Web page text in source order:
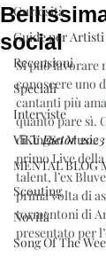
Curiosità
Guide per Artisti
Recensioni
Speciali
Interviste
ViKingSo Music
MENTAL BLOG
Scouting
Novità
Song Of The
social
Si può lavorare
conoscere uno
cantanti più
quanto pare sì.
di X Factor 2023
primo Live
talent, l’ex
prima volta di
tormentoni di
presentato per